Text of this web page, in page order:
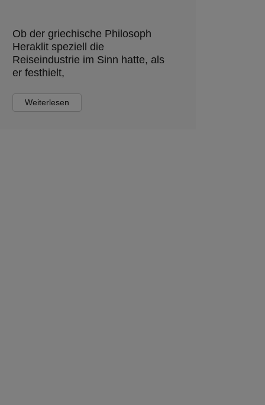
Ob der griechische Philosoph
Heraklit speziell die
Reiseindustrie im Sinn hatte, als
er festhielt,
Weiterlesen